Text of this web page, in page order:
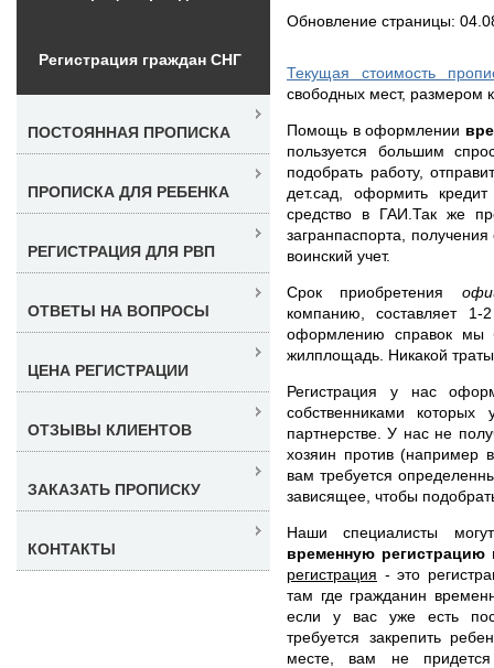
Обновление страницы:
Текущая стоимость
свободных мест, размером
Помощь в оформлении
пользуется большим
подобрать работу,
дет.сад, оформить
средство в ГАИ.Так же
загранпаспорта,
воинский учет.
Срок приобретения
компанию, составляет
оформлению справок мы
жилплощадь. Никакой
Регистрация у нас
собственниками
партнерстве. У нас не
хозяин против (например
вам требуется
зависящее, чтобы
Наши специалисты
временную регистрацию
регистрация - это
там где гражданин
если у вас уже есть
требуется закрепить
месте, вам не придется
Регистрация граждан СНГ
ПОСТОЯННАЯ ПРОПИСКА
ПРОПИСКА ДЛЯ РЕБЕНКА
РЕГИСТРАЦИЯ ДЛЯ РВП
ОТВЕТЫ НА ВОПРОСЫ
ЦЕНА РЕГИСТРАЦИИ
ОТЗЫВЫ КЛИЕНТОВ
ЗАКАЗАТЬ ПРОПИСКУ
КОНТАКТЫ